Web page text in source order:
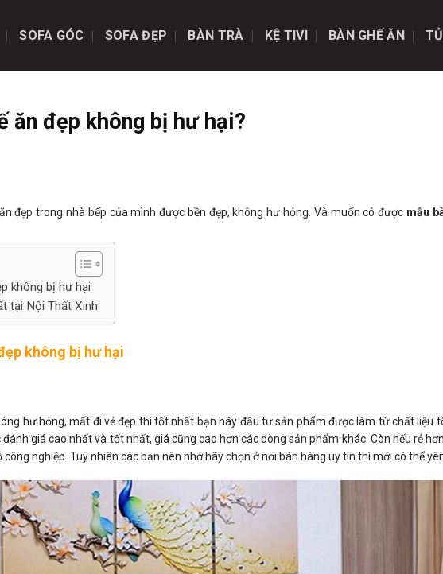
SOFA GÓC SOFA ĐẸP BÀN TRÀ KỆ TIVI BÀN GHẾ ĂN
ăn đẹp không bị hư hại?
đẹp trong nhà bếp của mình được bền đẹp, không hư hỏng. Và muốn có được mẫu
không bị hư hại
tại Nội Thất Xinh
không bị hư hại
hư hỏng, mất đi vẻ đẹp thì tốt nhất bạn hãy đầu tư sản phẩm được làm từ chất liệu
giá cao nhất và tốt nhất, giá cũng cao hơn các dòng sản phẩm khác. Còn nếu rẻ
công nghiệp. Tuy nhiên các bạn nên nhớ hãy chọn ở nơi bán hàng uy tín thì mới có thể